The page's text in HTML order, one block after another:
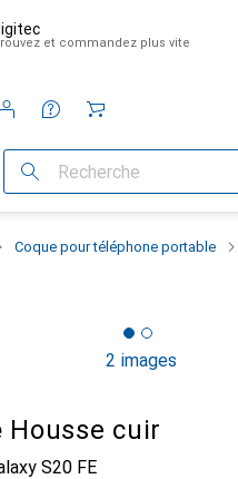
et commandez plus vite
catégorie
Recherche
client
comparaison
Coque pour téléphone portable
2 images
Housse cuir
S20 FE